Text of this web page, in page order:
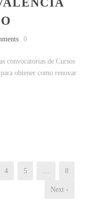
0
convocatorias de Cursos
obtener como renovar
4 5 … 8
Next ›